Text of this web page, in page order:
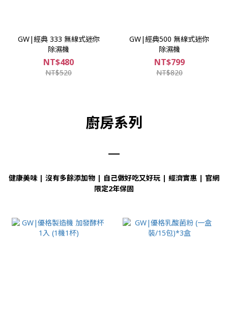
GW|經典 333 無線式迷你
除濕機
NT$480
NT$520
GW|經典500 無線式迷你
除濕機
NT$799
NT$820
廚房系列
—
健康美味 | 沒有多餘添加物 | 自己做好吃又好玩 | 經濟實惠 | 官網
限定2年保固